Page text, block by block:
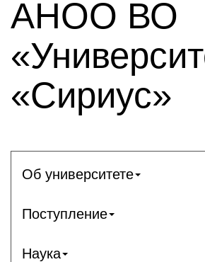
АНОО ВО
«Сириус»
Об университете
Поступление
Наука